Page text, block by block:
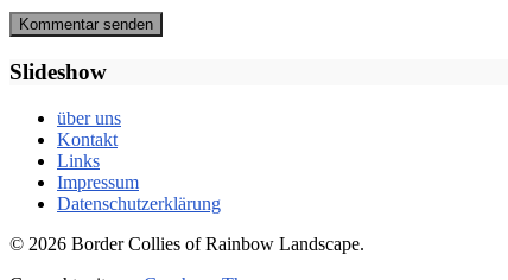
Slideshow
über uns
Kontakt
Links
Impressum
Datenschutzerklärung
© 2026 Border Collies of Rainbow Landscape.